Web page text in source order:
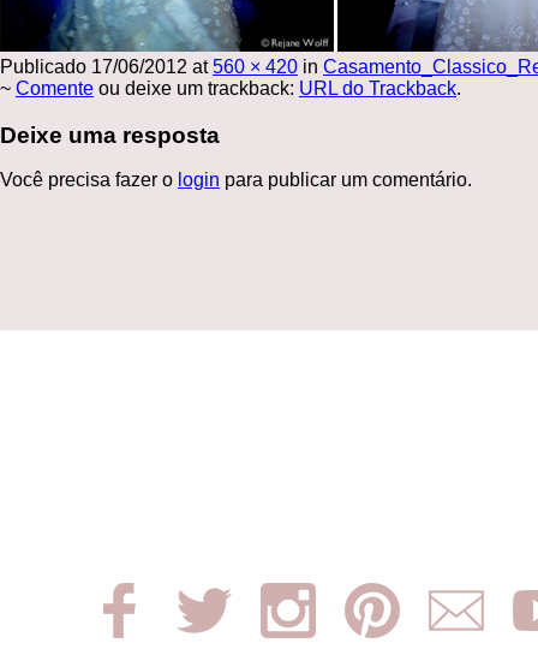
Publicado 17/06/2012 at560 × 420 in
~ Comente ou deixe um trackback: URL do Trackback.
Deixe uma resposta
Você precisa fazer o login para publicar um comentário.